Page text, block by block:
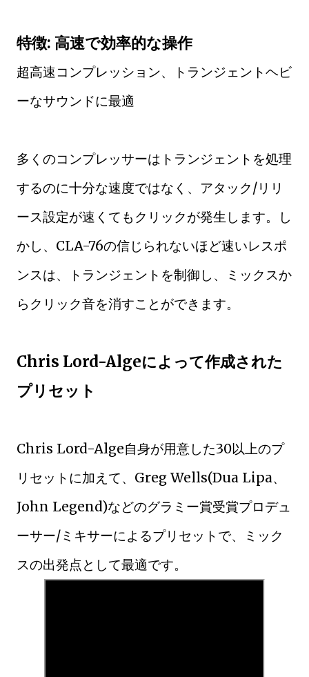
特徴: 高速で効率的な操作
超高速コンプレッション、トランジェントヘビ
ーなサウンドに最適
多くのコンプレッサーはトランジェントを処理
するのに十分な速度ではなく、アタック/リリ
ース設定が速くてもクリックが発生します。し
かし、CLA-76の信じられないほど速いレスポ
ンスは、トランジェントを制御し、ミックスか
らクリック音を消すことができます。
Chris Lord-Algeによって作成された
プリセット
Chris Lord-Alge自身が用意した30以上のプ
リセットに加えて、Greg Wells(Dua Lipa、
John Legend)などのグラミー賞受賞プロデュ
ーサー/ミキサーによるプリセットで、ミック
スの出発点として最適です。